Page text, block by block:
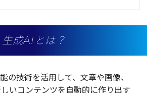
生成AIとは？
の技術を活用して、 文章や画像、
いコンテンツを自動的に作り出す